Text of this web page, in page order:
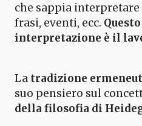
che sappia
frasi, eventi, ecc.
interpretazione è il
La tradizione
suo pensiero sul
della filosofia di